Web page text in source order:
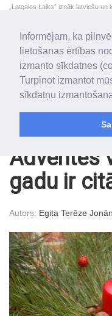
Informējam, ka
lietošanas ērtības
izmanto sīkdatnes
Turpinot izmantot
sīkdatņu
„Latgales Laiks” iznāk latviešu
„Latgales Laiks” latviešu valodā
2026. gada 8. augusts
Sestdiena
Mudīte, Vladislava,
Adventes
gadu ir
Autors: Egita Terēze